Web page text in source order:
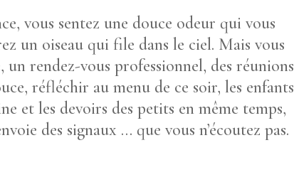
vous sentez une douce odeur qui vous
un oiseau qui file dans le ciel. Mais vous
un rendez-vous professionnel, des réunions
réfléchir au menu de ce soir, les enfants
et les devoirs des petits en même temps,
des signaux … que vous n’écoutez pas.